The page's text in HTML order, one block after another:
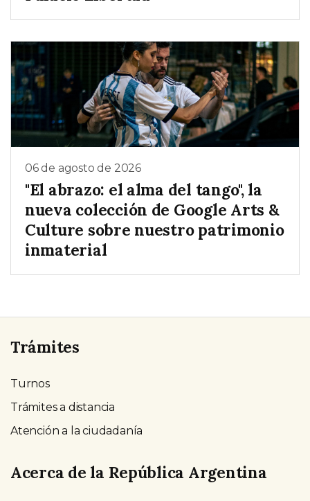
06 de agosto de 2026
"El abrazo: el alma del tango", la
nueva colección de Google Arts &
Culture sobre nuestro patrimonio
inmaterial
Trámites
Turnos
Trámites a distancia
Atención a la ciudadanía
Acerca de la República Argentina